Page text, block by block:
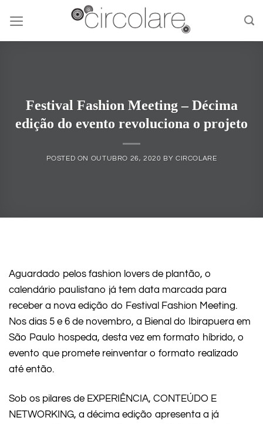
content
Festival Fashion Meeting – Décima
edição do evento revoluciona o projeto
POSTED ON OUTUBRO 26, 2020 BY CIRCOLARE
Aguardado pelos fashion lovers de plantão, o
calendário paulistano já tem data marcada para
receber a nova edição do Festival Fashion Meeting.
Nos dias 5 e 6 de novembro, a Bienal do Ibirapuera em
São Paulo hospeda, desta vez em formato híbrido, o
evento que promete reinventar o formato realizado
até então.
Sob os pilares de EXPERIÊNCIA, CONTEÚDO E
NETWORKING, a décima edição apresenta a já